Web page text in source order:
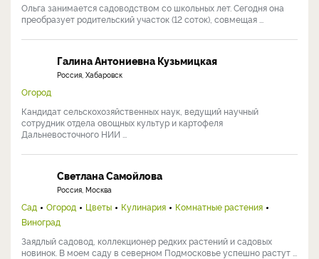
Ольга занимается садоводством со школьных лет. Сегодня она
преобразует родительский участок (12 соток), совмещая ...
Галина Антониевна Кузьмицкая
Россия, Хабаровск
Огород
Кандидат сельскохозяйственных наук, ведущий научный
сотрудник отдела овощных культур и картофеля
Дальневосточного НИИ ...
Светлана Самойлова
Россия, Москва
Сад Огород Цветы Кулинария
Комнатные растения
Виноград
Заядлый садовод, коллекционер редких растений и садовых
новинок. В моем саду в северном Подмосковье успешно растут ...